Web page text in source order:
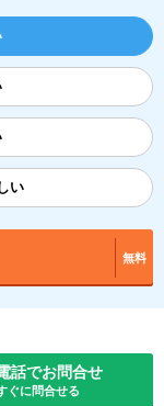
い
無料
話でお問合せ
ぐに問合せる